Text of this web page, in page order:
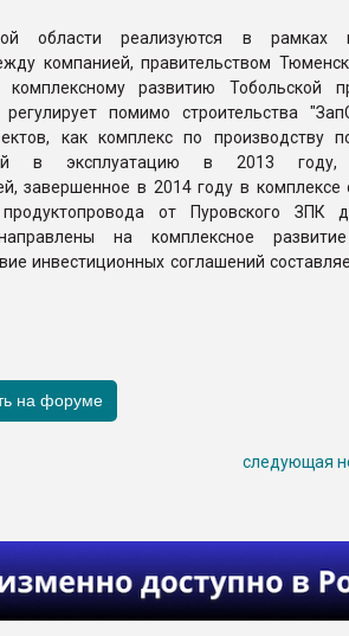
области реализуются в рамках
компанией, правительством
развитию Тобольской
помимо строительства
как комплекс по производству
в эксплуатацию в 2013 году,
завершенное в 2014 году в комплексе
продуктопровода от Пуровского ЗПК
на комплексное развитие
инвестиционных соглашений
следующая